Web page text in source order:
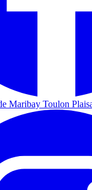
Maribay Toulon